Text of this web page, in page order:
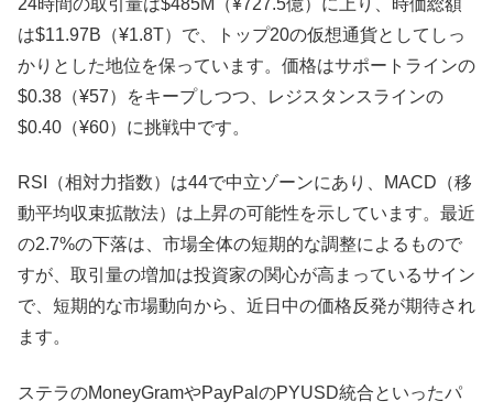
24時間の取引量は$485M（¥727.5億）に上り、時価総額
は$11.97B（¥1.8T）で、トップ20の仮想通貨としてしっ
かりとした地位を保っています。価格はサポートラインの
$0.38（¥57）をキープしつつ、レジスタンスラインの
$0.40（¥60）に挑戦中です。
RSI（相対力指数）は44で中立ゾーンにあり、MACD（移
動平均収束拡散法）は上昇の可能性を示しています。最近
の2.7%の下落は、市場全体の短期的な調整によるもので
すが、取引量の増加は投資家の関心が高まっているサイン
で、短期的な市場動向から、近日中の価格反発が期待され
ます。
ステラのMoneyGramやPayPalのPYUSD統合といったパ